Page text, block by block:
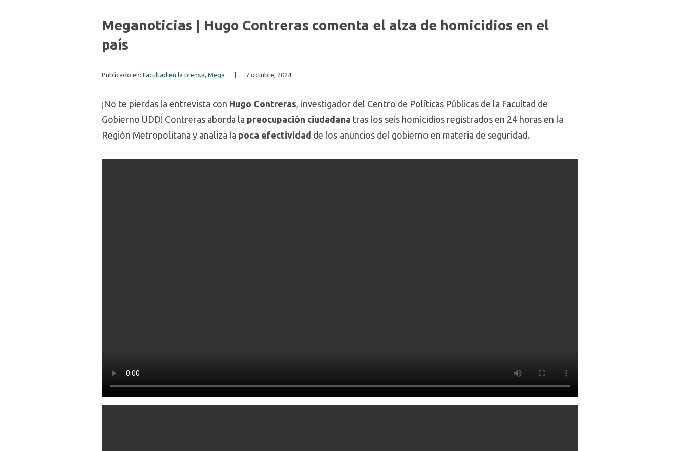
Meganoticias | Hugo Contreras comenta el alza de homicidios en el
país
Publicado en: Facultad en la prensa, Mega 7 octubre, 2024
¡No te pierdas la entrevista con Hugo Contreras, investigador del Centro de Políticas Públicas de la Facultad de
Gobierno UDD! Contreras aborda la preocupación ciudadana tras los seis homicidios registrados en 24 horas en la
Región Metropolitana y analiza la poca efectividad de los anuncios del gobierno en materia de seguridad.